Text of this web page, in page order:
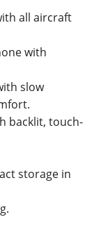
all aircraft
with
slow
backlit, touch-
storage in